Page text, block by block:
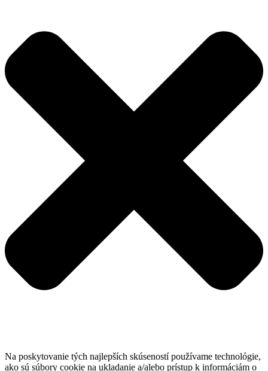
Na poskytovanie tých najlepších skúseností používame technológie,
ako sú súbory cookie na ukladanie a/alebo prístup k informáciám o